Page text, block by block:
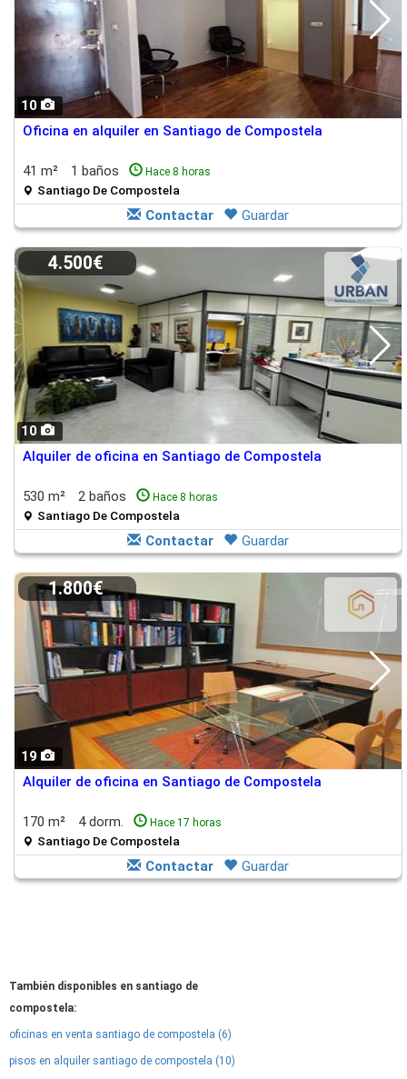
10
Oficina en alquiler en Santiago de Compostela
41 m² 1 baños Hace 8 horas
Santiago De Compostela
Contactar Guardar
10
4.500€
Alquiler de oficina en Santiago de Compostela
530 m² 2 baños Hace 8 horas
Santiago De Compostela
Contactar Guardar
19
1.800€
Alquiler de oficina en Santiago de Compostela
170 m² 4 dorm. Hace 17 horas
Santiago De Compostela
Contactar Guardar
También disponibles en santiago de
compostela:
oficinas en venta santiago de compostela (6)
pisos en alquiler santiago de compostela (10)